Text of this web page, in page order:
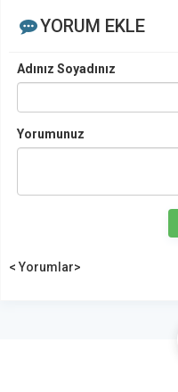
YORUM EKLE
Adınız Soyadınız
Yorumunuz
< Yorumlar>